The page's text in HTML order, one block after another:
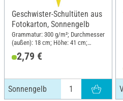
Geschwister-Schultüten aus
Fotokarton, Sonnengelb
Grammatur: 300 g/m²; Durchmesser
(außen): 18 cm; Höhe: 41 cm;
Material: Karton
2,79 €
Sonnengelb